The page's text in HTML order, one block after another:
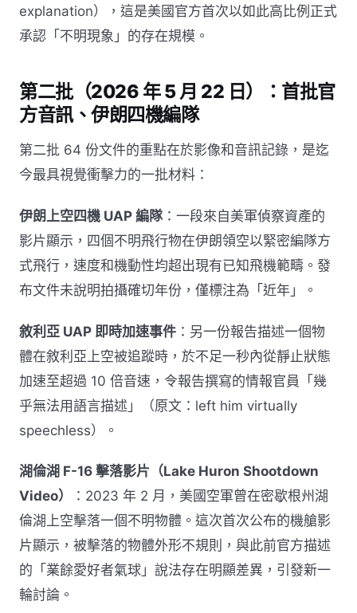
explanation），這是美國官方首次以如此高比例正式
承認「不明現象」的存在規模。
第二批（2026 年 5 月 22 日）：首批官
方音訊、伊朗四機編隊
第二批 64 份文件的重點在於影像和音訊記錄，是迄
今最具視覺衝擊力的一批材料：
伊朗上空四機 UAP 編隊：一段來自美軍偵察資產的
影片顯示，四個不明飛行物在伊朗領空以緊密編隊方
式飛行，速度和機動性均超出現有已知飛機範疇。發
布文件未說明拍攝確切年份，僅標注為「近年」。
敘利亞 UAP 即時加速事件 ：另一份報告描述一個物
體在敘利亞上空被追蹤時，於不足一秒內從靜止狀態
加速至超過 10 倍音速，令報告撰寫的情報官員「幾
乎無法用語言描述」（原文：left him virtually
speechless）。
湖倫湖 F-16 擊落影片（Lake Huron Shootdown
Video）
：2023 年 2 月，美國空軍曾在密歇根州湖
倫湖上空擊落一個不明物體。這次首次公布的機艙影
片顯示，被擊落的物體外形不規則，與此前官方描述
的「業餘愛好者氣球」說法存在明顯差異，引發新一
輪討論。